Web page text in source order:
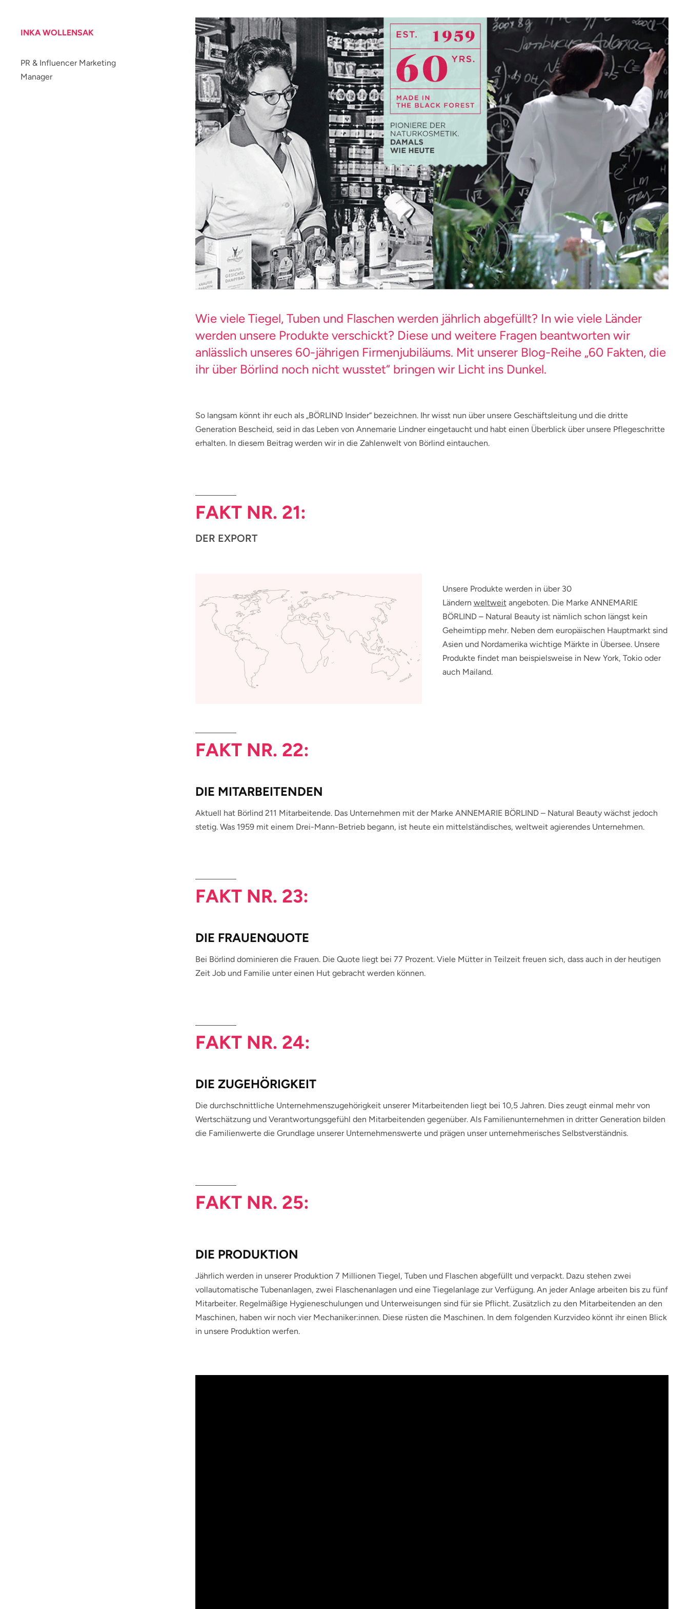
INKA WOLLENSAK
PR & Influencer Marketing
Manager
Wie viele Tiegel, Tuben und Flaschen werden jährlich abgefüllt? In wie viele Länder
werden unsere Produkte verschickt? Diese und weitere Fragen beantworten wir
anlässlich unseres 60-jährigen Firmenjubiläums. Mit unserer Blog-Reihe „60 Fakten, die
ihr über Börlind noch nicht wusstet“ bringen wir Licht ins Dunkel.
So langsam könnt ihr euch als „BÖRLIND Insider“ bezeichnen. Ihr wisst nun über unsere Geschäftsleitung und die dritte
Generation Bescheid, seid in das Leben von Annemarie Lindner eingetaucht und habt einen Überblick über unsere Pflegeschritte
erhalten. In diesem Beitrag werden wir in die Zahlenwelt von Börlind eintauchen.
FAKT NR. 21:
DER EXPORT
Unsere Produkte werden in über 30
Ländern weltweitangeboten. Die Marke ANNEMARIE
BÖRLIND – Natural Beauty ist nämlich schon längst kein
Geheimtipp mehr. Neben dem europäischen Hauptmarkt sind
Asien und Nordamerika wichtige Märkte in Übersee. Unsere
Produkte findet man beispielsweise in New York, Tokio oder
auch Mailand.
FAKT NR. 22:
DIE MITARBEITENDEN
Aktuell hat Börlind 211 Mitarbeitende. Das Unternehmen mit der Marke ANNEMARIE BÖRLIND – Natural Beauty wächst jedoch
stetig. Was 1959 mit einem Drei-Mann-Betrieb begann, ist heute ein mittelständisches, weltweit agierendes Unternehmen.
FAKT NR. 23:
DIE FRAUENQUOTE
Bei Börlind dominieren die Frauen. Die Quote liegt bei 77 Prozent. Viele Mütter in Teilzeit freuen sich, dass auch in der heutigen
Zeit Job und Familie unter einen Hut gebracht werden können.
FAKT NR. 24:
DIE ZUGEHÖRIGKEIT
Die durchschnittliche Unternehmenszugehörigkeit unserer Mitarbeitenden liegt bei 10,5 Jahren. Dies zeugt einmal mehr von
Wertschätzung und Verantwortungsgefühl den Mitarbeitenden gegenüber. Als Familienunternehmen in dritter Generation bilden
die Familienwerte die Grundlage unserer Unternehmenswerte und prägen unser unternehmerisches Selbstverständnis.
FAKT NR. 25:
DIE PRODUKTION
Jährlich werden in unserer Produktion 7 Millionen Tiegel, Tuben und Flaschen abgefüllt und verpackt. Dazu stehen zwei
vollautomatische Tubenanlagen, zwei Flaschenanlagen und eine Tiegelanlage zur Verfügung. An jeder Anlage arbeiten bis zu fünf
Mitarbeiter. Regelmäßige Hygieneschulungen und Unterweisungen sind für sie Pflicht. Zusätzlich zu den Mitarbeitenden an den
Maschinen, haben wir noch vier Mechaniker:innen. Diese rüsten die Maschinen. In dem folgenden Kurzvideo könnt ihr einen Blick
in unsere Produktion werfen.